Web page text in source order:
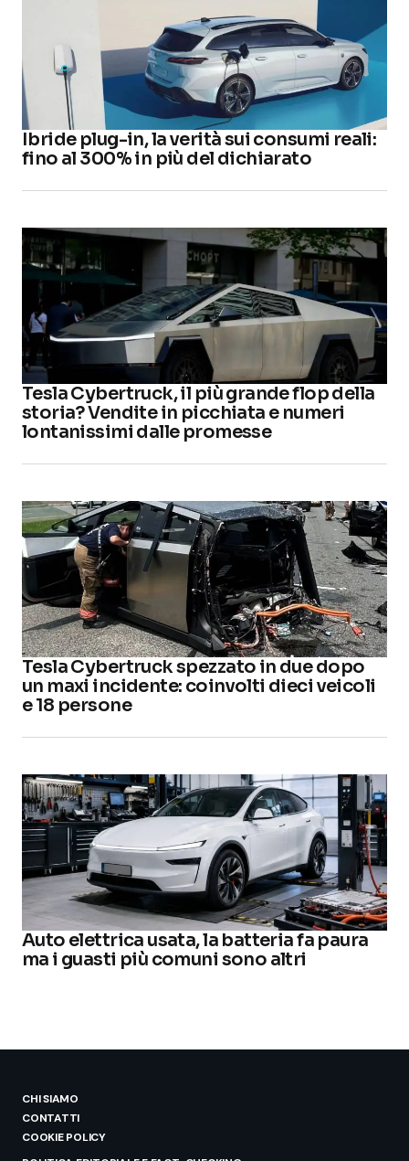
Ibride plug-in, la verità sui consumi reali:
fino al 300% in più del dichiarato
Tesla Cybertruck, il più grande flop della
storia? Vendite in picchiata e numeri
lontanissimi dalle promesse
Tesla Cybertruck spezzato in due dopo
un maxi incidente: coinvolti dieci veicoli
e 18 persone
Auto elettrica usata, la batteria fa paura
ma i guasti più comuni sono altri
CHI SIAMO
CONTATTI
COOKIE POLICY